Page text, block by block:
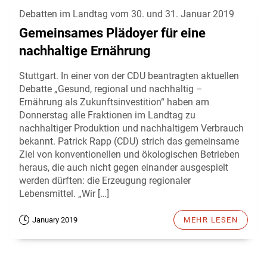
Debatten im Landtag vom 30. und 31. Januar 2019
Gemeinsames Plädoyer für eine
nachhaltige Ernährung
Stuttgart. In einer von der CDU beantragten aktuellen
Debatte „Gesund, regional und nachhaltig –
Ernährung als Zukunftsinvestition“ haben am
Donnerstag alle Fraktionen im Landtag zu
nachhaltiger Produktion und nachhaltigem Verbrauch
bekannt. Patrick Rapp (CDU) strich das gemeinsame
Ziel von konventionellen und ökologischen Betrieben
heraus, die auch nicht gegen einander ausgespielt
werden dürften: die Erzeugung regionaler
Lebensmittel. „Wir […]
January 2019 MEHR LESEN